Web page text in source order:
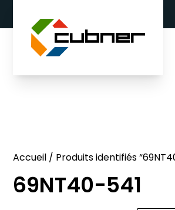
Accueil/ Produits identifiés
69NT40-541